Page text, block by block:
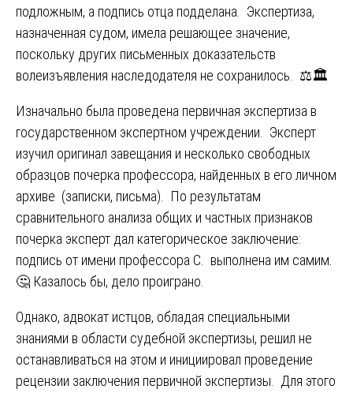
подложным, а подпись отца подделана. Экспертиза,
назначенная судом, имела решающее значение,
поскольку других письменных доказательств
волеизъявления наследодателя не сохранилось. ⚖️🏛️
Изначально была проведена первичная экспертиза в
государственном экспертном учреждении. Эксперт
изучил оригинал завещания и несколько свободных
образцов почерка профессора, найденных в его личном
архиве (записки, письма). По результатам
сравнительного анализа общих и частных признаков
почерка эксперт дал категорическое заключение:
подпись от имени профессора С. выполнена им самим.
🤔 Казалось бы, дело проиграно.
Однако, адвокат истцов, обладая специальными
знаниями в области судебной экспертизы, решил не
останавливаться на этом и инициировал проведение
рецензии заключения первичной экспертизы. Для этого